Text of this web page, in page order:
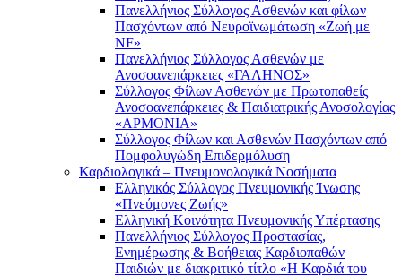
Πανελλήνιος Σύλλογος Ασθενών και φίλων
Πασχόντων από Νευροϊνωμάτωση «Ζωή με
NF»
Πανελλήνιος Σύλλογος Ασθενών με
Ανοσοανεπάρκειες «ΓΑΛΗΝΟΣ»
Σύλλογος Φίλων Ασθενών με Πρωτοπαθείς
Ανοσοανεπάρκειες & Παιδιατρικής Ανοσολογίας
«ΑΡΜΟΝΙΑ»
Σύλλογος Φίλων και Ασθενών Πασχόντων από
Πομφολυγώδη Επιδερμόλυση
Καρδιολογικά – Πνευμονολογικά Νοσήματα
Ελληνικός Σύλλογος Πνευμονικής Ίνωσης
«Πνεύμονες Ζωής»
Ελληνική Κοινότητα Πνευμονικής Υπέρτασης
Πανελλήνιος Σύλλογος Προστασίας,
Ενημέρωσης & Βοήθειας Καρδιοπαθών
Παιδιών με διακριτικό τίτλο «Η Καρδιά του